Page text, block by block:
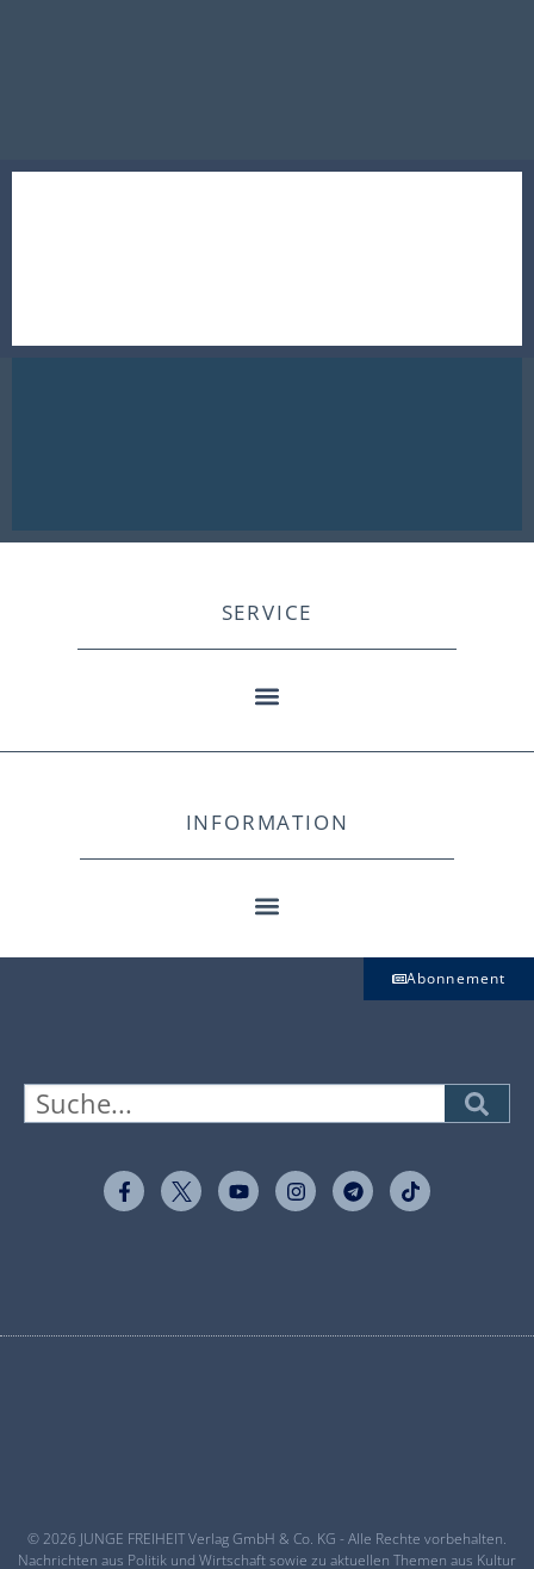
SERVICE
INFORMATION
Abonnement
© 2026 JUNGE FREIHEIT Verlag GmbH & Co. KG - Alle Rechte vorbehalten.
Nachrichten aus Politik und Wirtschaft sowie zu aktuellen Themen aus Kultur